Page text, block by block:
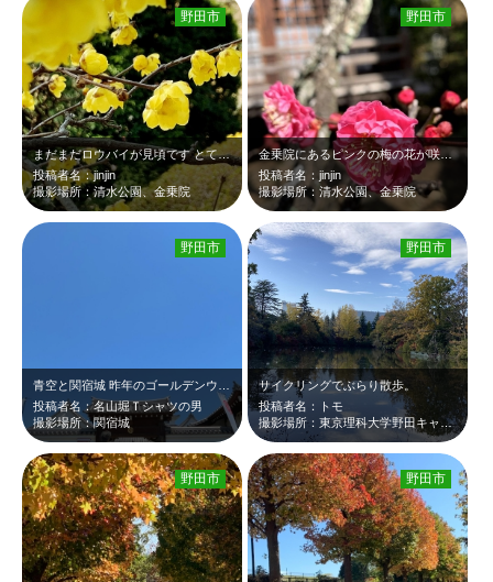
まだまだロウバイが見頃です とてもいい香り
投稿者名：jinjin
撮影場所：清水公園、金乗院
野田市
金乗院にあるピンクの梅の花が咲き始めました
投稿者名：jinjin
撮影場所：清水公園、金乗院
野田市
投稿者名：名山堀Ｔシャツの男
撮影場所：関宿城
野田市
サイクリングでぶらり散歩。
投稿者名：トモ
撮影場所：東京理科大学野田キャンパス
野田市
野田市 野田市